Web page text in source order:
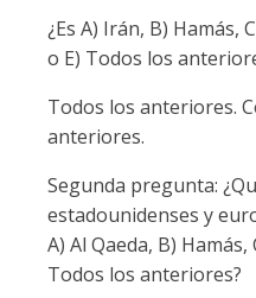
¿Es A) Irán, B) Hamás,
o E) Todos los
Todos los anteriores.
anteriores.
Segunda pregunta:
estadounidenses y
A) Al Qaeda, B)
Todos los anteriores?